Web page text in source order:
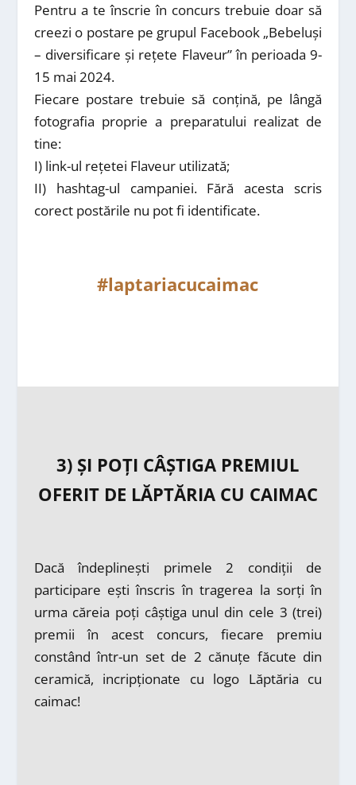
Pentru a te înscrie în concurs trebuie doar să
creezi o postare pe grupul Facebook „Bebeluși
– diversificare și rețete Flaveur” în perioada 9-
15 mai 2024.
Fiecare postare trebuie să conțină, pe lângă
fotografia proprie a preparatului realizat de
tine:
I) link-ul rețetei Flaveur utilizată;
II) hashtag-ul campaniei. Fără acesta scris
corect postările nu pot fi identificate.
#laptariacucaimac
3) ȘI POȚI CÂȘTIGA PREMIUL
OFERIT DE LĂPTĂRIA CU CAIMAC
Dacă îndeplinești primele 2 condiții de
participare ești înscris în tragerea la sorți în
urma căreia poți câștiga unul din cele 3 (trei)
premii în acest concurs, fiecare premiu
constând într-un set de 2 cănuțe făcute din
ceramică, incripționate cu logo Lăptăria cu
caimac!